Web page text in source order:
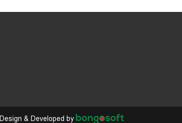
Design & Developed by